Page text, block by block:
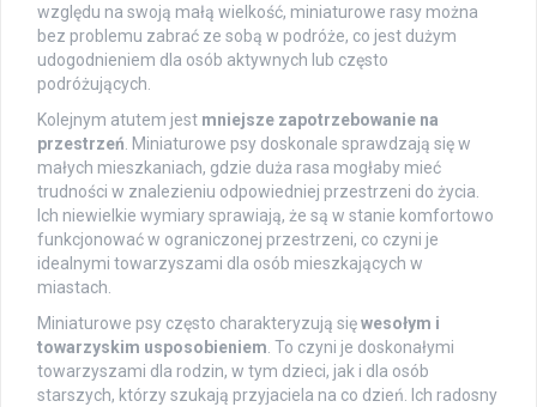
względu na swoją małą wielkość, miniaturowe rasy można
bez problemu zabrać ze sobą w podróże, co jest dużym
udogodnieniem dla osób aktywnych lub często
podróżujących.
Kolejnym atutem jest mniejsze zapotrzebowanie na
przestrzeń. Miniaturowe psy doskonale sprawdzają się w
małych mieszkaniach, gdzie duża rasa mogłaby mieć
trudności w znalezieniu odpowiedniej przestrzeni do życia.
Ich niewielkie wymiary sprawiają, że są w stanie komfortowo
funkcjonować w ograniczonej przestrzeni, co czyni je
idealnymi towarzyszami dla osób mieszkających w
miastach.
Miniaturowe psy często charakteryzują sięwesołym i
towarzyskim usposobieniem. To czyni je doskonałymi
towarzyszami dla rodzin, w tym dzieci, jak i dla osób
starszych, którzy szukają przyjaciela na co dzień. Ich radosny